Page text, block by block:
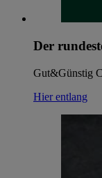
Der
Gut&Günstig
Hier entlang